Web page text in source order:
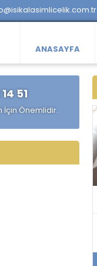
ANASAYFA
51
İçin Önemlidir.